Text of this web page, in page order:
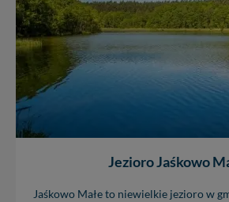
Jezioro Jaśkowo
Jaśkowo Małe to niewielkie jezioro w
zabronić ich przetwarzania. Pamiętaj
zawsze jest możliwe techniczne
praw w odniesieniu do informacji
cookies. Twoja przeglądarka
tych plików - w pewnych przypadkach
zrobić za Ciebie.
nowo...